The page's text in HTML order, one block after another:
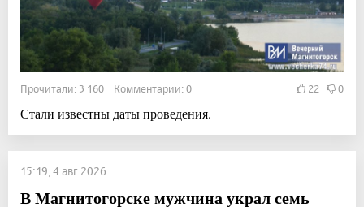
Прочитали: 3 160 Комментарии: 0 22 0
Стали известны даты проведения.
15:19, 4 авг 2026
В Магнитогорске мужчина украл семь